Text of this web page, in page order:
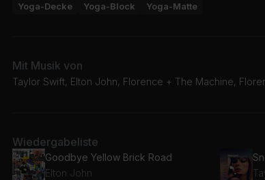
Yoga-Decke Yoga-Block Yoga-Matte
Mit Musik von
Taylor Swift, Elton John, Florence + The Machine,
Wiedergabeliste
Goodbye Yellow Brick Road
Elton John